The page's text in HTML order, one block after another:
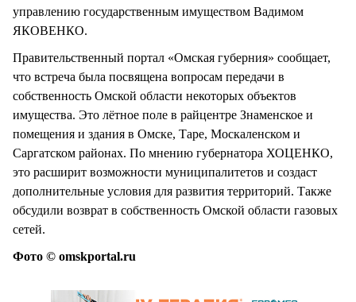
управлению государственным имуществом Вадимом
ЯКОВЕНКО.
Правительственный портал «Омская губерния» сообщает,
что встреча была посвящена вопросам передачи в
собственность Омской области некоторых объектов
имущества. Это лётное поле в райцентре Знаменское и
помещения и здания в Омске, Таре, Москаленском и
Саргатском районах. По мнению губернатора ХОЦЕНКО,
это расширит возможности муниципалитетов и создаст
дополнительные условия для развития территорий. Также
обсудили возврат в собственность Омской области газовых
сетей.
Фото © omskportal.ru